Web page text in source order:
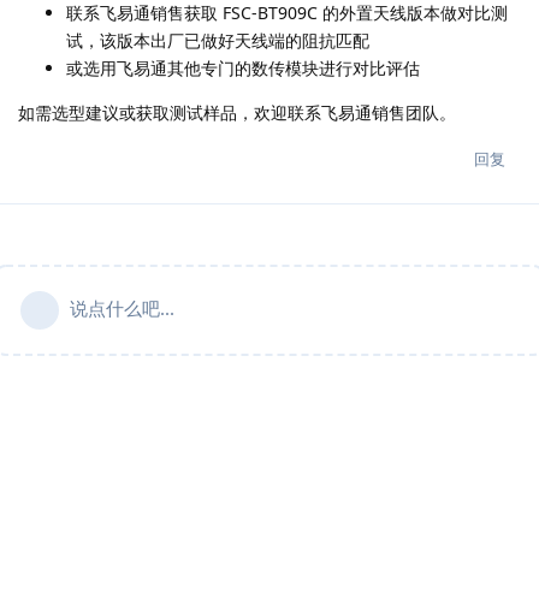
联系飞易通销售获取 FSC-BT909C 的外置天线版本做对比测
试，该版本出厂已做好天线端的阻抗匹配
或选用飞易通其他专门的数传模块进行对比评估
如需选型建议或获取测试样品，欢迎联系飞易通销售团队。
回复
说点什么吧...